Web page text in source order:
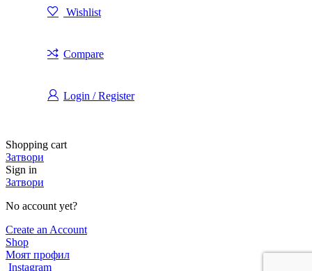
Wishlist
Compare
Login / Register
Shopping cart
Затвори
Sign in
Затвори
No account yet?
Create an Account
Shop
Моят профил
Instagram